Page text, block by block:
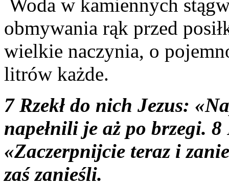
Woda w kamiennych
obmywania rąk przed
wielkie naczynia, o
litrów każde.
7 Rzekł do nich Jezus:
napełnili je aż po brzegi.
«Zaczerpnijcie teraz i
zaś zanieśli.